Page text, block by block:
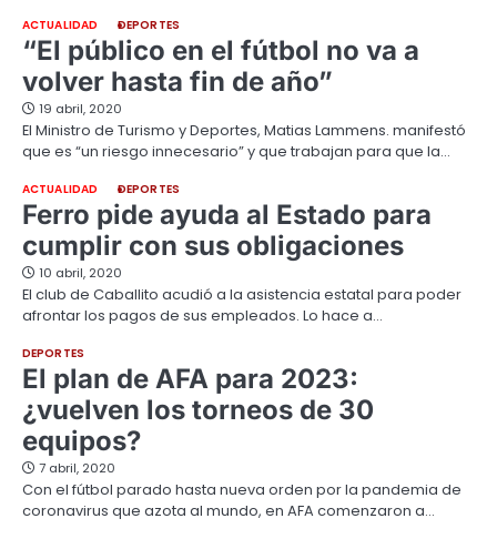
ACTUALIDAD DEPORTES
“El público en el fútbol no va a
volver hasta fin de año”
19 abril, 2020
El Ministro de Turismo y Deportes, Matias Lammens. manifestó
que es “un riesgo innecesario” y que trabajan para que la…
ACTUALIDAD DEPORTES
Ferro pide ayuda al Estado para
cumplir con sus obligaciones
10 abril, 2020
El club de Caballito acudió a la asistencia estatal para poder
afrontar los pagos de sus empleados. Lo hace a…
DEPORTES
El plan de AFA para 2023:
¿vuelven los torneos de 30
equipos?
7 abril, 2020
Con el fútbol parado hasta nueva orden por la pandemia de
coronavirus que azota al mundo, en AFA comenzaron a…